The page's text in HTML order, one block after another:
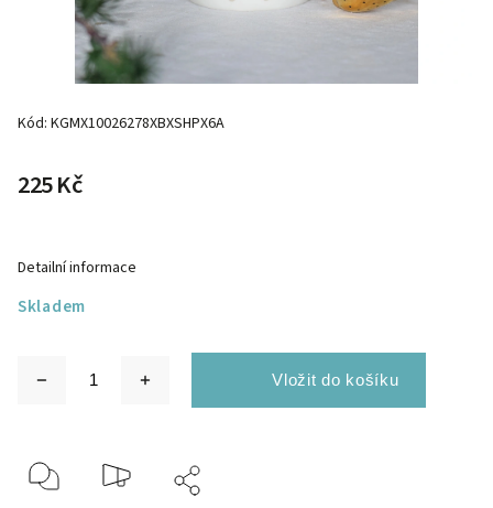
Kód: KGMX10026278XBXSHPX6A
225 Kč
Skladem
Detailní informace